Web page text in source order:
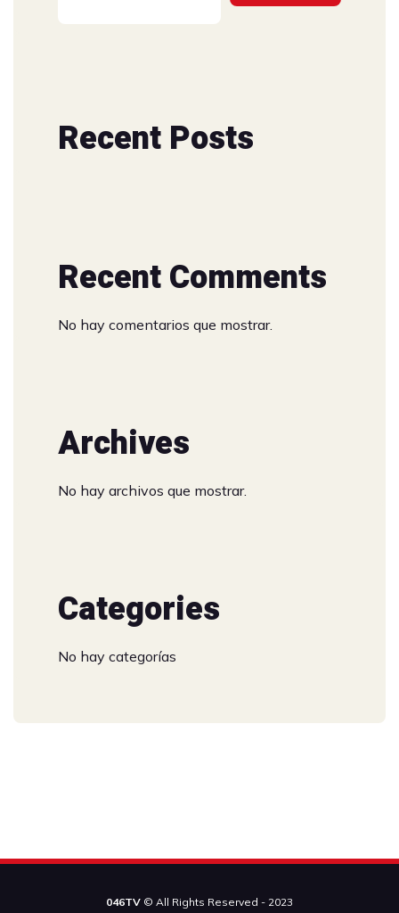
Recent Posts
Recent Comments
No hay comentarios que mostrar.
Archives
No hay archivos que mostrar.
Categories
No hay categorías
046TV © All Rights Reserved - 2023